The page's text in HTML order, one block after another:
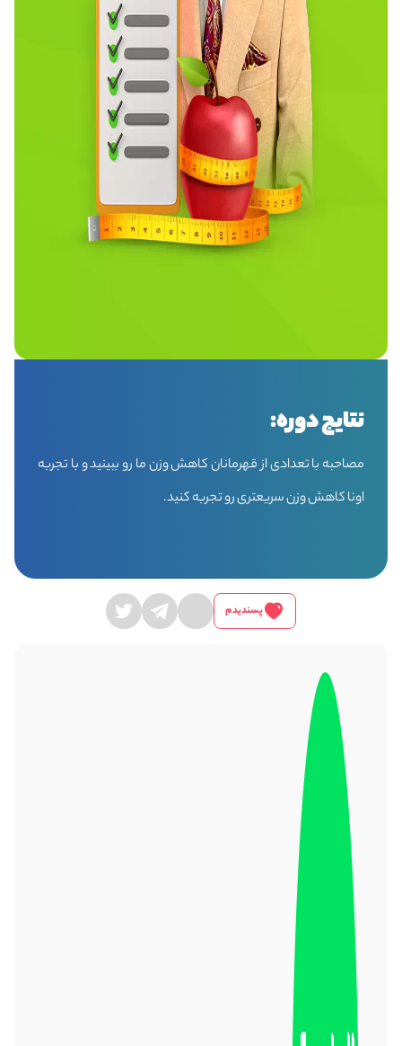
نتایج دوره:
مصاحبه با تعدادی از قهرمانان کاهش وزن ما رو ببینید و با تجربه
اونا کاهش وزن سریعتری رو تجربه کنید.
پسندیدم